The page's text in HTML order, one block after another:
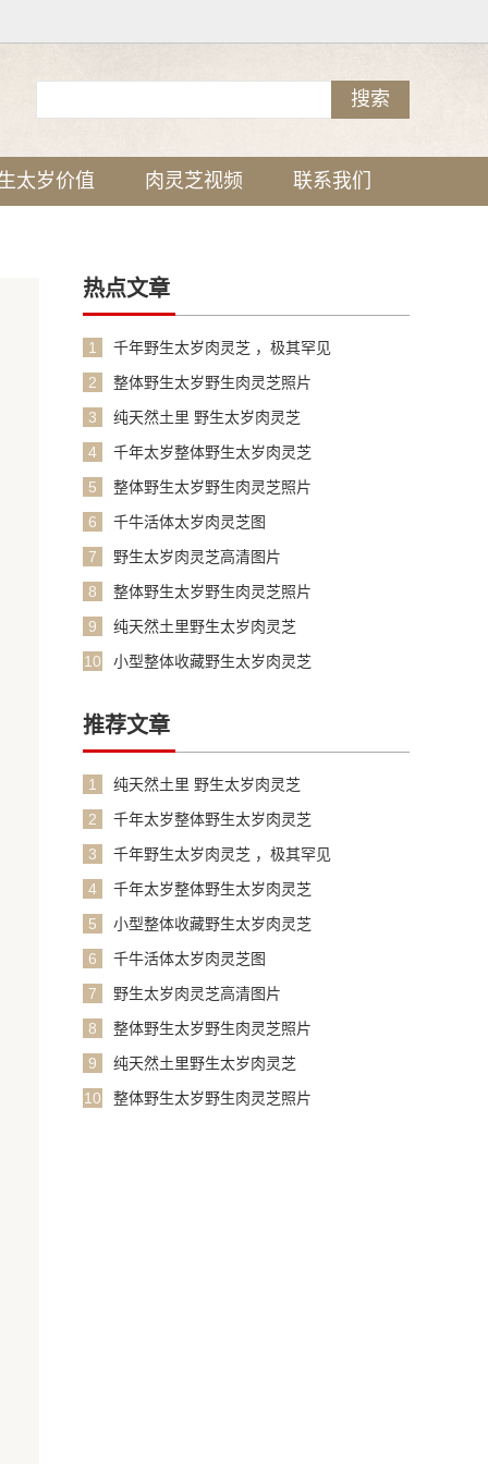
太岁价值 肉灵芝视频 联系我们
热点文章
1
千年野生太岁肉灵芝 ，极其罕见
2
整体野生太岁野生肉灵芝照片
3
纯天然土里 野生太岁肉灵芝
4
千年太岁整体野生太岁肉灵芝
5
整体野生太岁野生肉灵芝照片
6
千牛活体太岁肉灵芝图
7
野生太岁肉灵芝高清图片
8
整体野生太岁野生肉灵芝照片
9
纯天然土里野生太岁肉灵芝
10
小型整体收藏野生太岁肉灵芝
推荐文章
1
纯天然土里 野生太岁肉灵芝
2
千年太岁整体野生太岁肉灵芝
3
千年野生太岁肉灵芝 ，极其罕见
4
千年太岁整体野生太岁肉灵芝
5
小型整体收藏野生太岁肉灵芝
6
千牛活体太岁肉灵芝图
7
野生太岁肉灵芝高清图片
8
整体野生太岁野生肉灵芝照片
9
纯天然土里野生太岁肉灵芝
10
整体野生太岁野生肉灵芝照片